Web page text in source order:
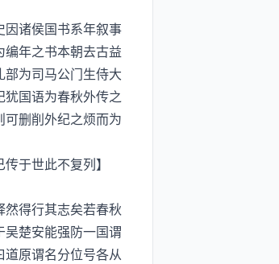
诸侯国书系年叙事
年之书本朝去古益
为司马公门生侍大
国语为春秋外传之
删削外纪之烦而为
于世此不复列】
得行其志矣若春秋
楚安能强防一国谓
原谓名分位号各从